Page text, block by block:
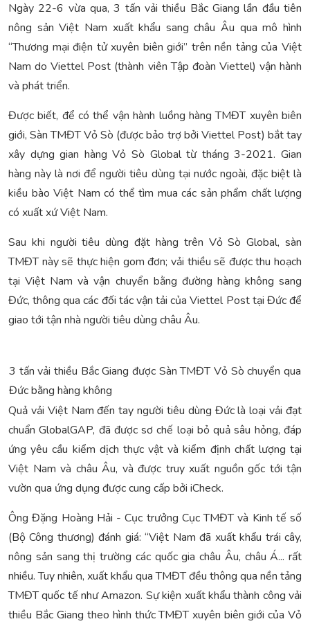
Ngày 22-6 vừa qua, 3 tấn vải thiều Bắc Giang lần đầu tiên
nông sản Việt Nam xuất khẩu sang châu Âu qua mô hình
“Thương mại điện tử xuyên biên giới” trên nền tảng của Việt
Nam do Viettel Post (thành viên Tập đoàn Viettel) vận hành
và phát triển.
Được biết, để có thể vận hành luồng hàng TMĐT xuyên biên
giới, Sàn TMĐT Vỏ Sò (được bảo trợ bởi Viettel Post) bắt tay
xây dựng gian hàng Vỏ Sò Global từ tháng 3-2021. Gian
hàng này là nơi để người tiêu dùng tại nước ngoài, đặc biệt là
kiều bào Việt Nam có thể tìm mua các sản phẩm chất lượng
có xuất xứ Việt Nam.
Sau khi người tiêu dùng đặt hàng trên Vỏ Sò Global, sàn
TMĐT này sẽ thực hiện gom đơn; vải thiều sẽ được thu hoạch
tại Việt Nam và vận chuyển bằng đường hàng không sang
Đức, thông qua các đối tác vận tải của Viettel Post tại Đức để
giao tới tận nhà người tiêu dùng châu Âu.
3 tấn vải thiều Bắc Giang được Sàn TMĐT Vỏ Sò chuyển qua
Đức bằng hàng không
Quả vải Việt Nam đến tay người tiêu dùng Đức là loại vải đạt
chuẩn GlobalGAP, đã được sơ chế loại bỏ quả sâu hỏng, đáp
ứng yêu cầu kiểm dịch thực vật và kiểm định chất lượng tại
Việt Nam và châu Âu, và được truy xuất nguồn gốc tới tận
vườn qua ứng dụng được cung cấp bởi iCheck.
Ông Đặng Hoàng Hải - Cục trưởng Cục TMĐT và Kinh tế số
(Bộ Công thương) đánh giá: “Việt Nam đã xuất khẩu trái cây,
nông sản sang thị trường các quốc gia châu Âu, châu Á... rất
nhiều. Tuy nhiên, xuất khẩu qua TMĐT đều thông qua nền tảng
TMĐT quốc tế như Amazon. Sự kiện xuất khẩu thành công vải
thiều Bắc Giang theo hình thức TMĐT xuyên biên giới của Vỏ